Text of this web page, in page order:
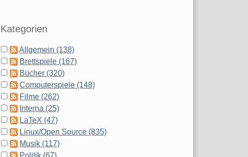
Kategorien
Allgemein (138)
Brettspiele (167)
Bücher (320)
Computerspiele (148)
Filme (262)
Interna (25)
LaTeX (47)
Linux/Open Source (835)
Musik (117)
Politik (67)